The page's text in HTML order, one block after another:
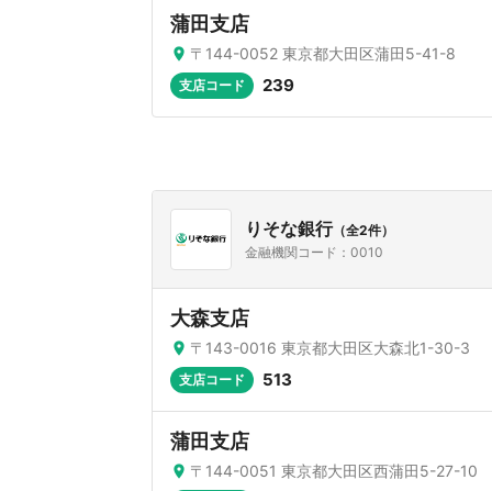
蒲田支店
〒144-0052 東京都大田区蒲田5-41-8
支店コード 239
りそな銀行（全2件）
金融機関コード：0010
大森支店
〒143-0016 東京都大田区大森北1-30-3
支店コード 513
蒲田支店
〒144-0051 東京都大田区西蒲田5-27-10